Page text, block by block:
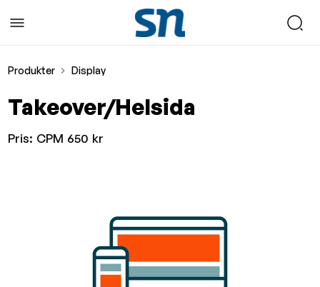
Produkter Display
Takeover/Helsida
Pris: CPM 650 kr